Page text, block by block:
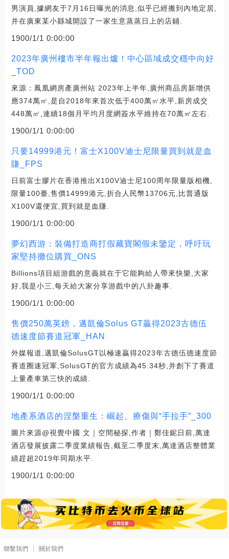
男演員,據網友于7月16日曝光的消息,似乎已經搬到內地定居,
并在廣東某小縣城開設了一家生意蒸蒸日上的店鋪.
1900/1/1 0:00:00
2023年廣州樓市半年報出爐！中心區域成交穩中向好
_TOD
來源：鳳凰網房產廣州站 2023年上半年,廣州商品房新增供
應374萬㎡,是自2018年來首次低于400萬㎡水平,新房成交
448萬㎡,連續18個月平均月度網簽水平維持在70萬㎡左右.
1900/1/1 0:00:00
只要14999港元！富士X100V迪士尼限量買到就是血
賺_FPS
日前富士膠片在香港推出X100V迪士尼100周年限量版相機,
限量100臺,售價14999港元,折合人民幣13706元,比普通版
X100V還便宜,買到就是血賺.
1900/1/1 0:00:00
夢幻西游：裝備打造商打假藏寶閣假未鑒定，呼吁玩
家堅持攤位購買_ONS
Billions項目組游戲的意義就在于它能夠給人帶來快樂,大家
好,我是小三,每天給大家分享游戲中的八卦趣事.
1900/1/1 0:00:00
售價250萬英鎊，邁凱倫Solus GT贏得2023古德伍
德速度節賽道冠軍_HAN
外媒報道,邁凱倫SolusGT以極速贏得2023年古德伍德速度節
賽道圈速冠軍,SolusGT的官方成績為45.34秒,并創下了賽道
上量產車第三快的成績.
1900/1/1 0:00:00
地產系酒店的涅槃重生：崛起、療傷與“手拉手”_300
圖片來源@視覺中國 文｜空間秘探,作者｜鄭佳鈮日前,萬達
酒店發展披露二季度業績報告,截至二季度末,萬達酒店整體業
績趕超2019年同期水平.
1900/1/1 0:00:00
聯繫我們 關於我們